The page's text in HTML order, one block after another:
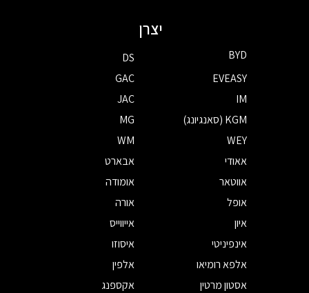
יצרן
BYD
DS
EVEASY
GAC
IM
JAC
KGM (סאנגיונג)
MG
WEY
WM
אאודי
אבארט
אווטאר
אומודה
אופל
אורה
איון
אייווייס
אינפיניטי
איסוזו
אלפא רומיאו
אלפין
אסטון מרטין
אקספנג